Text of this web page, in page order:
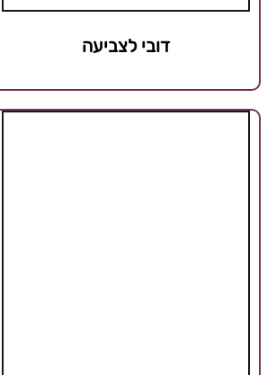
דובי לצביעה